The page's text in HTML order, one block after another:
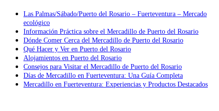
Las Palmas/Sábado/Puerto del Rosario – Fuerteventura – Mercado
ecológico
Información Práctica sobre el Mercadillo de Puerto del Rosario
Dónde Comer Cerca del Mercadillo de Puerto del Rosario
Qué Hacer y Ver en Puerto del Rosario
Alojamientos en Puerto del Rosario
Consejos para Visitar el Mercadillo de Puerto del Rosario
Días de Mercadillo en Fuerteventura: Una Guía Completa
Mercadillo en Fuerteventura: Experiencias y Productos Destacados